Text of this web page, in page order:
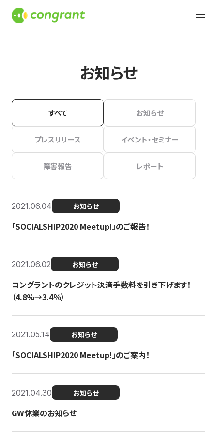
お知らせ
すべて お知らせ
プレスリリース イベント・セミナー
障害報告 レポート
2021.06.04 お知らせ
「SOCIALSHIP2020 Meetup!」のご報告！
2021.06.02 お知らせ
コングラントのクレジット決済手数料を引き下げます！
（4.8%→3.4％）
2021.05.14 お知らせ
「SOCIALSHIP2020 Meetup!」のご案内！
2021.04.30 お知らせ
GW休業のお知らせ